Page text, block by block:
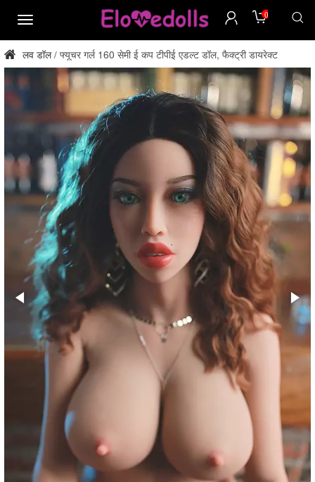
मेन्यू
0
लव डॉल / फ्यूचर गर्ल 160 सेमी ई कप टीपीई एडल्ट डॉल, फैक्ट्री डायरेक्ट